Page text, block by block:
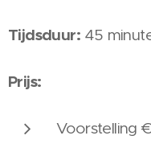
Tijdsduur: 45
Prijs:
Voorstelling